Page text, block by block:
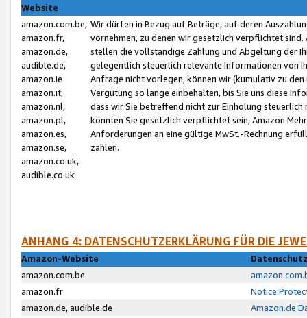
Website
amazon.com.be,
amazon.fr,
amazon.de,
audible.de,
amazon.ie
amazon.it,
amazon.nl,
amazon.pl,
amazon.es,
amazon.se,
amazon.co.uk,
audible.co.uk
Wir dürfen in Bezug auf Beträge, auf deren
vornehmen, zu denen wir gesetzlich verpflichtet
stellen die vollständige Zahlung und Abgeltung der
gelegentlich steuerlich relevante Informationen von
Anfrage nicht vorlegen, können wir (kumulativ zu
Vergütung so lange einbehalten, bis Sie uns diese
dass wir Sie betreffend nicht zur Einholung
könnten Sie gesetzlich verpflichtet sein, Amazon
Anforderungen an eine gültige MwSt.-Rechnung
zahlen.
ANHANG 4: DATENSCHUTZERKLÄRUNG FÜR DIE
Amazon-Website
amazon.com.be
amazon.fr
amazon.de, audible.de
Amazon.de